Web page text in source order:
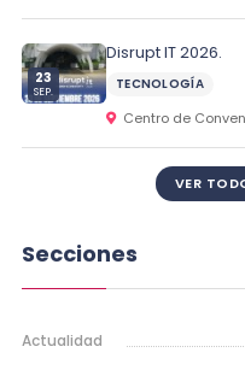
23
SEP.
Disrupt IT 2026.
TECNOLOGÍA
Centro de
VER
Secciones
Actualidad